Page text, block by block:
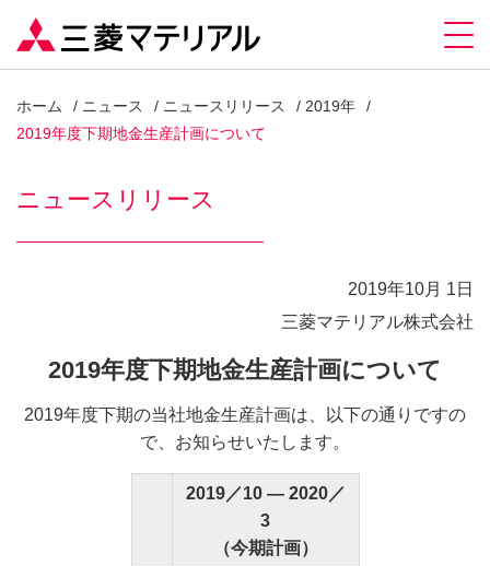
ホーム ニュース ニュースリリース
2019年
2019年度下期地金生産計画について
ニュースリリース
2019年10月 1日
三菱マテリアル株式会社
2019年度下期地金生産計画について
2019年度下期の当社地金生産計画は、以下の通りですの
で、お知らせいたします。
2019／10 ― 2020／
3
（今期計画）